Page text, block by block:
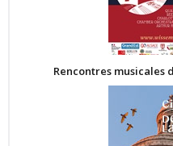
Rencontres musicales